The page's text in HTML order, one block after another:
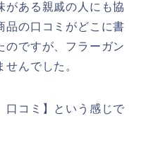
がある親戚の人にも協
品の口コミがどこに書
のですが、フラーガン
んでした。
コミ】という感じで